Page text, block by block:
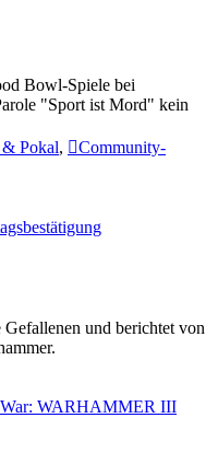
Bowl-Spiele bei
"Sport ist Mord" kein
Pokal,
Community-
und berichtet von
War: WARHAMMER III